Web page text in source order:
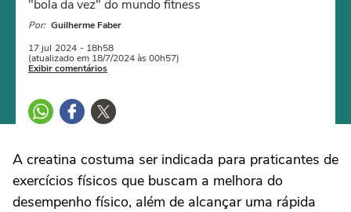
"bola da vez" do mundo fitness
Por: Guilherme Faber
17 jul 2024 - 18h58
(atualizado em 18/7/2024 às 00h57)
Exibir comentários
A creatina costuma ser indicada para praticantes de
exercícios físicos que buscam a melhora do
desempenho físico, além de alcançar uma rápida